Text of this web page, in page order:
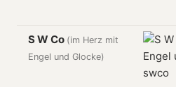
S W Co (im Herz mit
Engel und Glocke)